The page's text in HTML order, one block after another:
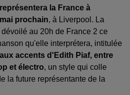
la France à
mai prochain, à Liverpool. La
au 20h de France 2 ce
qu'elle interprétera, intitulée
aux accents d'Edith Piaf, entre
et électro, un style qui colle
la future représentante de la